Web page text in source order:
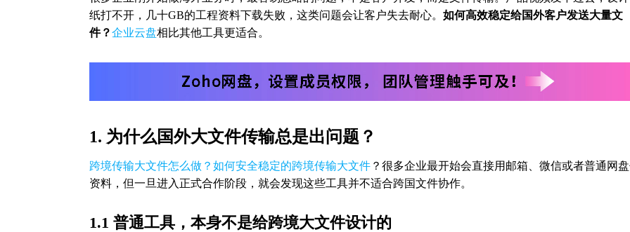
纸打不开，几十GB的工程资料下载失败，这类问题会让客户失去耐心。如何高效稳定给国外客户发送大量文
件？企业云盘相比其他工具更适合。
1. 为什么国外大文件传输总是出问题？
跨境传输大文件怎么做？如何安全稳定的跨境传输大文件 ？很多企业最开始会直接用邮箱、微信或者普通网
资料，但一旦进入正式合作阶段，就会发现这些工具并不适合跨国文件协作。
1.1 普通工具，本身不是给跨境大文件设计的